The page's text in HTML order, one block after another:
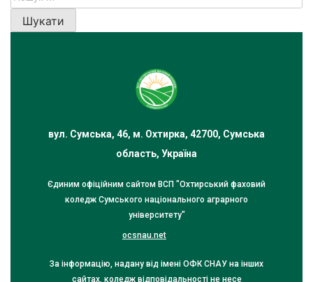
вул. Сумська, 46, м. Охтирка, 42700, Сумська
область, Україна
Єдиним офіційним сайтом ВСП "Охтирський фаховий
коледж Сумського національного аграрного
університету"
ocsnau.net
За інформацію, надану від імені ОФК СНАУ на інших
сайтах, коледж відповідальності не несе